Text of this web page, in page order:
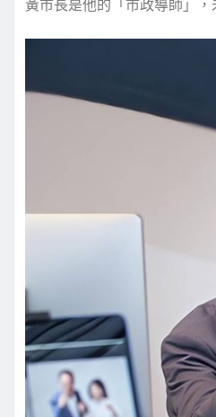
黃市長是他的「市政導師」